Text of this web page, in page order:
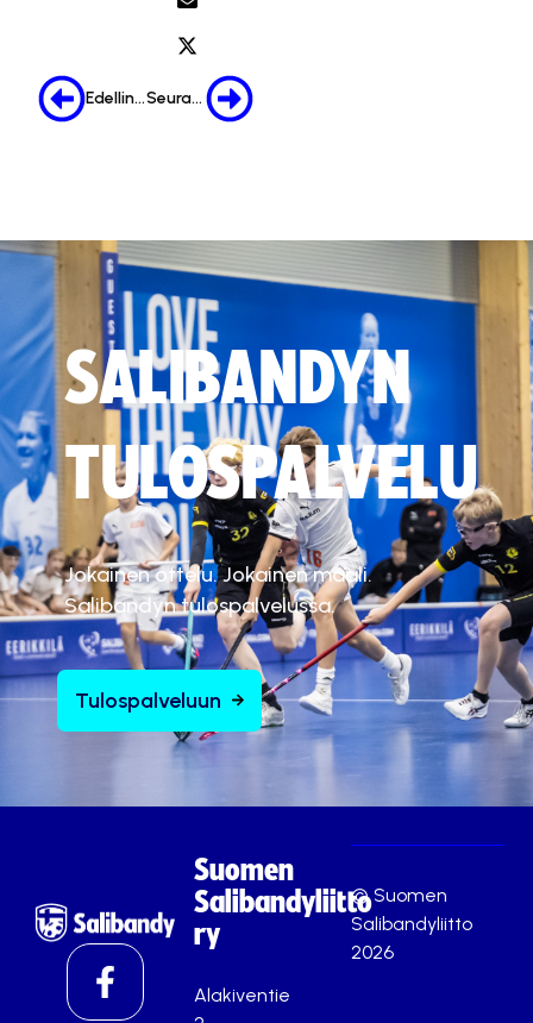
Edellinen Seuraava
SALIBANDYN
TULOSPALVELU
Jokainen ottelu. Jokainen maali.
Salibandyn tulospalvelussa.
Tulospalveluun
Suomen
Salibandyliitto
ry
Alakiventie
© Suomen
Salibandyliitto
2026